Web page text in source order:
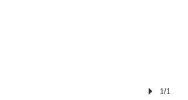
1/1